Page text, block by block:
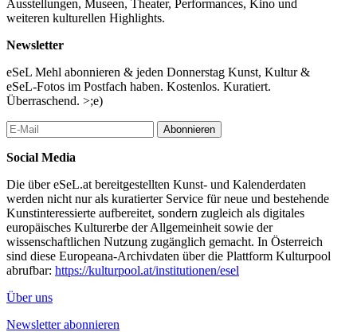
Ausstellungen, Museen, Theater, Performances, Kino und
weiteren kulturellen Highlights.
Newsletter
eSeL Mehl abonnieren & jeden Donnerstag Kunst, Kultur &
eSeL-Fotos im Postfach haben. Kostenlos. Kuratiert.
Überraschend. >;e)
Abonnieren
Social Media
Die über eSeL.at bereitgestellten Kunst- und Kalenderdaten
werden nicht nur als kuratierter Service für neue und bestehende
Kunstinteressierte aufbereitet, sondern zugleich als digitales
europäisches Kulturerbe der Allgemeinheit sowie der
wissenschaftlichen Nutzung zugänglich gemacht. In Österreich
sind diese Europeana-Archivdaten über die Plattform Kulturpool
abrufbar: https://kulturpool.at/institutionen/esel
Über uns
Newsletter abonnieren